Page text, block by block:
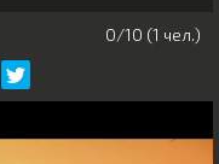
0/10 (1 чeл.)